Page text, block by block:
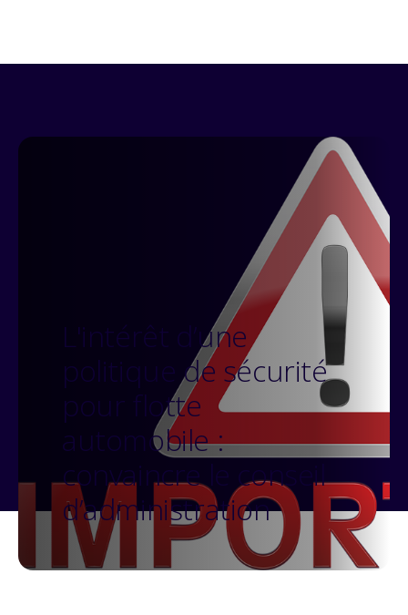
L'intérêt d’une
politique de sécurité
pour flotte
automobile :
convaincre le conseil
d’administration